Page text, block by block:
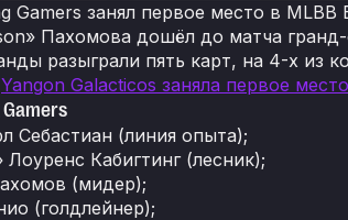
Gamers занял первое место в MLBB
Пахомова дошёл до матча
разыграли пять карт, на 4-х из
Yangon Galacticos заняла первое
Себастиан (линия опыта);
Кабигтинг (лесник);
(мидер);
(голдлейнер);